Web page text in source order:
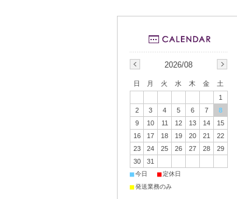
2026/08
日 月 火 水 木 金
土
1
2
3 4 5 6 7
8
9
10 11 12 13 14
15
16
17 18 19 20 21
22
23
24 25 26 27 28
29
30
31
■今日 ■定休日
■発送業務のみ